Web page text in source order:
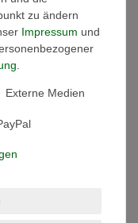
für Mi-
sich
Die
und
wobei die
zu ändern
Impressum und
Externe Medien